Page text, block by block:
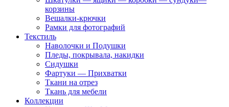
корзины
Вешалки-крючки
Рамки для фотографий
Текстиль
Наволочки и Подушки
Пледы, покрывала, накидки
Сидушки
Фартуки — Прихватки
Ткани на отрез
Ткань для мебели
Коллекции